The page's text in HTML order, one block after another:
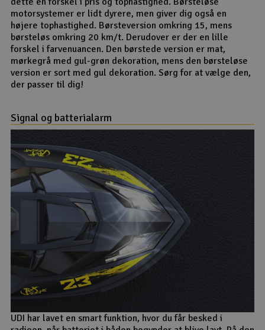
motorsystemer er lidt dyrere, men giver dig også en
højere tophastighed. Børsteversion omkring 15, mens
børsteløs omkring 20 km/t. Derudover er der en lille
forskel i farvenuancen. Den børstede version er mat,
mørkegrå med gul-grøn dekoration, mens den børsteløse
version er sort med gul dekoration. Sørg for at vælge den,
der passer til dig!
Signal og batterialarm
UDI har lavet en smart funktion, hvor du får besked i